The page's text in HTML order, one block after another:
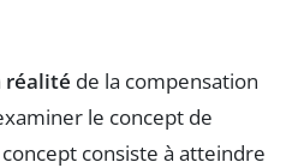
réalité de la compensation
le concept de
concept consiste à atteindre